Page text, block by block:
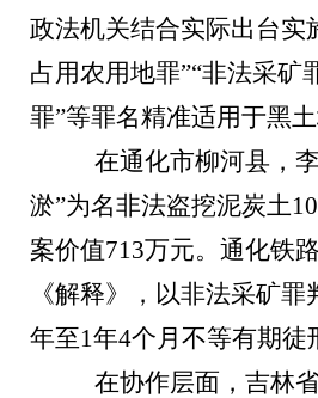
政法机关结合实际出台实
占用农用地罪”“非法采矿
罪”等罪名精准适用于黑土
在通化市柳河县，
淤”为名非法盗挖泥炭土
案价值713万元。通化铁
《解释》，以非法采矿
年至1年4个月不等有期徒
在协作层面，吉林